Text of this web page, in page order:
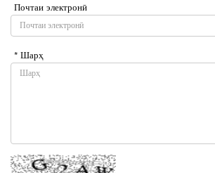
Почтаи электронӣ
* Шарҳ